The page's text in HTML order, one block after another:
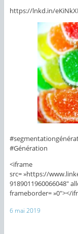
https://lnkd.in/
#Génération
<iframe
src= »https://
9189011960066048″
frameborder= »0″></
6 mai 2019